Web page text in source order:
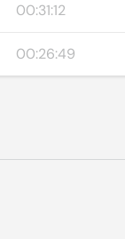
00:31:12
00:26:49